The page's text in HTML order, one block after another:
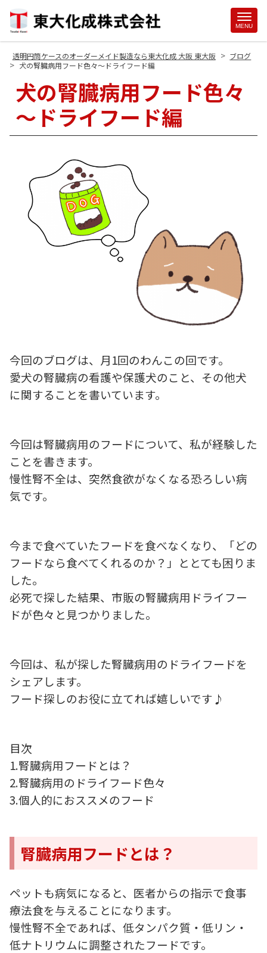
MENU
透明円筒ケースのオーダーメイド製造なら東大化成 大阪 東大阪 > ブログ
> 犬の腎臓病用フード色々～ドライフード編
犬の腎臓病用フード色々
～ドライフード編
今回のブログは、月1回のわんこの回です。
愛犬の腎臓病の看護や保護犬のこと、その他犬
に関することを書いています。
今回は腎臓病用のフードについて、私が経験した
ことを書きます。
慢性腎不全は、突然食欲がなくなる恐ろしい病
気です。
今まで食べていたフードを食べなくなり、「どの
フードなら食べてくれるのか？」ととても困りま
した。
必死で探した結果、市販の腎臓病用ドライフー
ドが色々と見つかりました。
今回は、私が探した腎臓病用のドライフードを
シェアします。
フード探しのお役に立てれば嬉しいです♪
目次
1.腎臓病用フードとは？
2.腎臓病用のドライフード色々
3.個人的におススメのフード
腎臓病用フードとは？
ペットも病気になると、医者からの指示で食事
療法食を与えることになります。
慢性腎不全であれば、低タンパク質・低リン・
低ナトリウムに調整されたフードです。
Site
Footer